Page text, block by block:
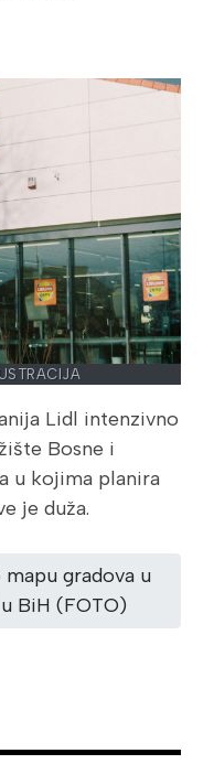
Lidl intenzivno
Bosne i
u kojima planira
je duža.
gradova u
BiH (FOTO)